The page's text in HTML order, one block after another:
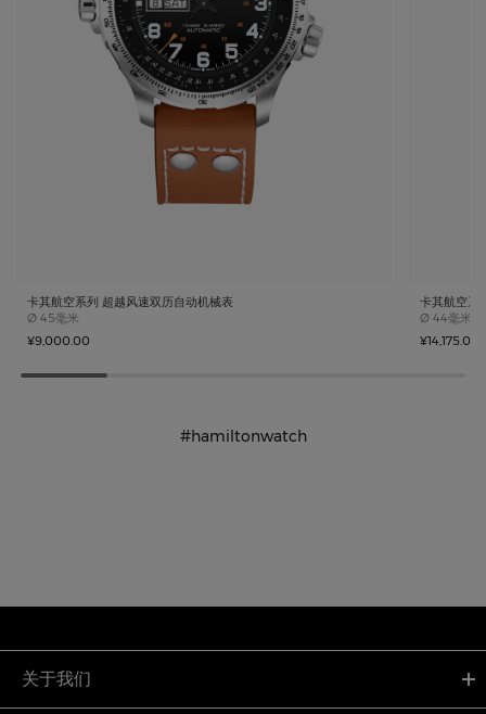
卡其航空系列 超越风速双历自动机械表
Ø Case size
45毫米
¥9,000.00
卡其航空系
Ø Case size
44毫米
¥14,175.00
#hamiltonwatch
关于我们